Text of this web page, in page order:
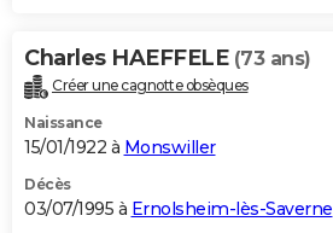
Charles HAEFFELE (73 ans)
Créer une cagnotte obsèques
Naissance
15/01/1922 à Monswiller
Décès
03/07/1995 à Ernolsheim-lès-Saverne